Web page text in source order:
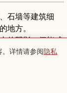
石墙等建筑细
地方。
的阴影，便能感
解背景，并视需
深度。
谈与进入私人用
附近景点
详情请参阅隐私